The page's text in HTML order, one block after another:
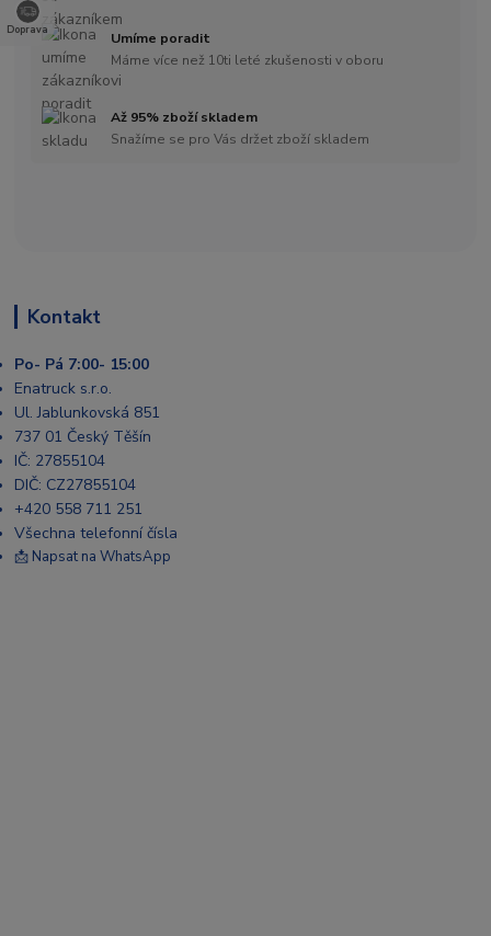
Doprava
Umíme poradit
Máme více než 10ti leté zkušenosti v oboru
Až 95% zboží skladem
Snažíme se pro Vás držet zboží skladem
Kontakt
Po- Pá 7:00- 15:00
Enatruck s.r.o.
Ul. Jablunkovská 851
737 01 Český Těšín
IČ: 27855104
DIČ: CZ27855104
+420 558 711 251
Všechna telefonní čísla
📩 Napsat na WhatsApp